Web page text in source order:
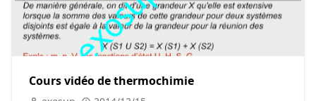
Cours vidéo de thermochimie